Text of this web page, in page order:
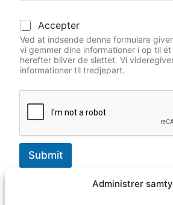
Administrer
A
c
c
e
p
*
Accepter
Ved at indsende denne formulare
vi gemmer dine informationer i op til
herefter bliver de slettet. Vi
informationer til tredjepart.
Submit